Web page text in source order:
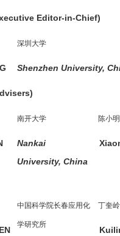
Editor-in-Chief)
深圳大学
Shenzhen University,
南开大学
Nankai
University, China
陈小明
中国科学院长春应用化
学研究所
丁奎岭